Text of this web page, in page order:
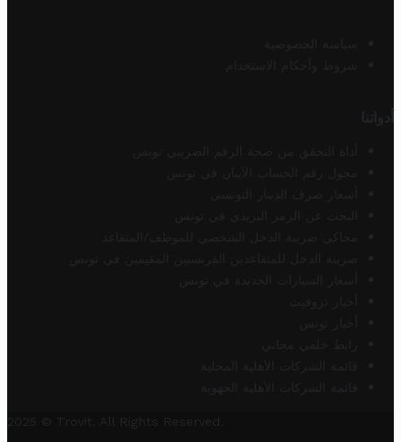
سياسة الخصوصية
شروط وأحكام الاستخدام
أدواتنا
أداة التحقق من صحة الرقم الضريبي تونس
محول رقم الحساب الآيبان في تونس
أسعار صرف الدينار التونسي
البحث عن الرمز البريدي في تونس
محاكي ضريبة الدخل الشخصي للموظف/المتقاعد
ضريبة الدخل للمتقاعدين الفرنسيين المقيمين في تونس
أسعار السيارات الجديدة في تونس
أخبار تروفيت
أخبار تونس
رابط خلفي مجاني
قائمة الشركات الأهلية المحلية
قائمة الشركات الأهلية الجهوية
2025 © Trovit. All Rights Reserved.